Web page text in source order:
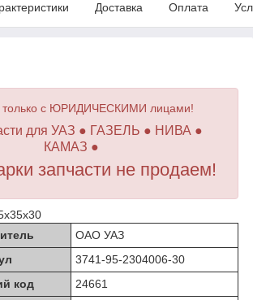
Доставка Оплата
только с ЮРИДИЧЕСКИМИ лицами!
для УАЗ ● ГАЗЕЛЬ ● НИВА ●
КАМАЗ ●
запчасти не продаем!
ОАО УАЗ
3741-95-2304006-30
код
24661